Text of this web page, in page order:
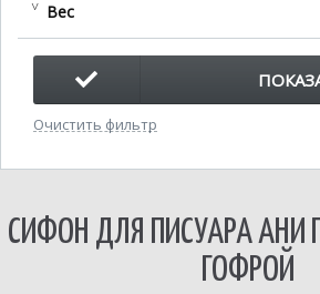
Вес
Очистить фильтр
СИФОН ДЛЯ ПИСУАРА АНИ
ГОФРОЙ